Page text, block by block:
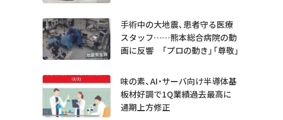
手術中の大地震、患者守る医療
スタッフ……熊本総合病院の動
画に反響 「プロの動き」「尊敬」
味の素、AI・サーバ向け半導体基
板材好調で1Q業績過去最高に
通期上方修正